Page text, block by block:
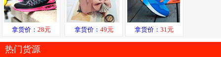
拿货价： 28元 拿货价： 49元 拿货价：31元
热门货源